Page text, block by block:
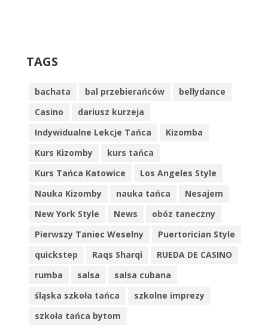
TAGS
bachata bal przebierańców
bellydance
Casino
dariusz kurzeja
Indywidualne Lekcje Tańca
Kizomba
Kurs Kizomby
kurs tańca
Kurs Tańca Katowice
Los Angeles Style
Nauka Kizomby
nauka tańca
Nesajem
New York Style
News
obóz taneczny
Pierwszy Taniec Weselny
Puertorician Style
quickstep
Raqs Sharqi
RUEDA DE CASINO
rumba
salsa
salsa cubana
śląska szkoła tańca
szkolne imprezy
szkoła tańca bytom